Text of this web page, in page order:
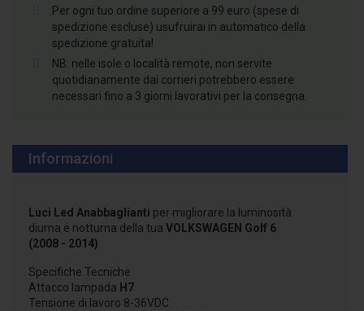
Per ogni tuo ordine superiore a 99 euro (spese di
spedizione escluse) usufruirai in automatico della
spedizione gratuita!
NB: nelle isole o località remote, non servite
quotidianamente dai corrieri potrebbero essere
necessari fino a 3 giorni lavorativi per la consegna.
Informazioni
Luci Led Anabbaglianti per migliorare la luminosità
diurna e notturna della tua VOLKSWAGEN Golf 6
(2008 - 2014)
Specifiche Tecniche
Attacco lampada H7
Tensione di lavoro 8-36VDC